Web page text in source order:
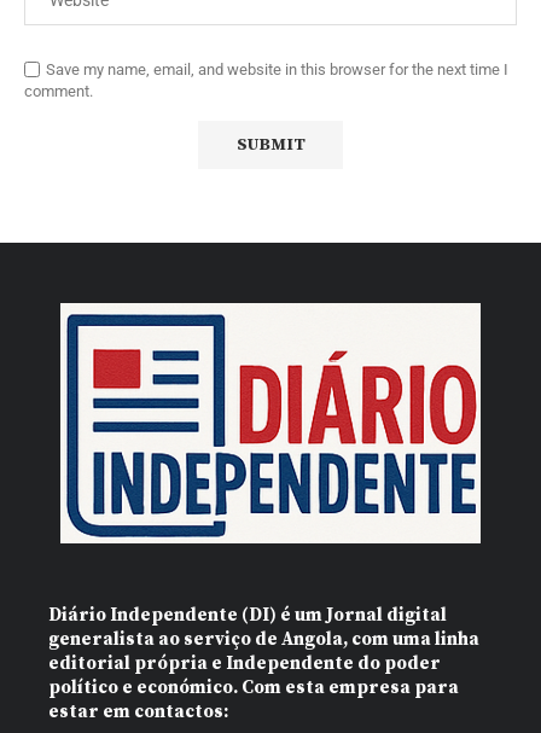
Save my name, email, and website in this browser for the next time I
comment.
Diário Independente (DI) é um Jornal digital
generalista ao serviço de Angola, com uma linha
editorial própria e Independente do poder
político e económico. Com esta empresa para
estar em contactos: